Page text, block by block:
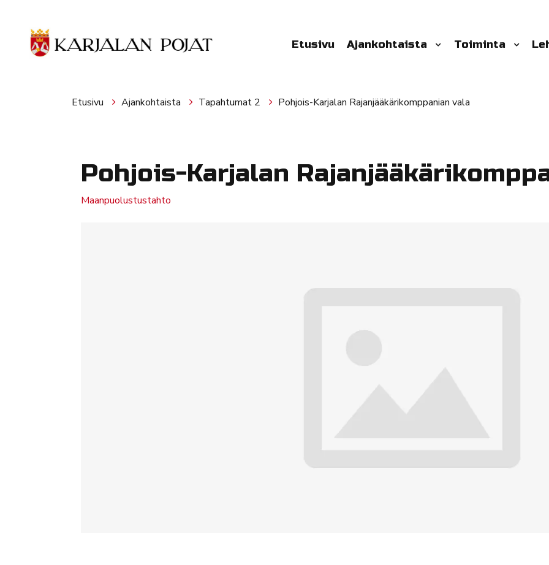
Etusivu Ajankohtaista Toiminta
Etusivu Ajankohtaista Tapahtumat 2 Pohjois-Karjalan Rajanjääkärikomppanian vala
Pohjois-Karjalan
Maanpuolustustahto